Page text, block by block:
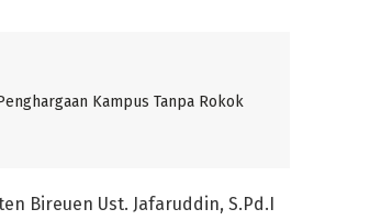
Kampus Tanpa Rokok
Bireuen Ust. Jafaruddin, S.Pd.I